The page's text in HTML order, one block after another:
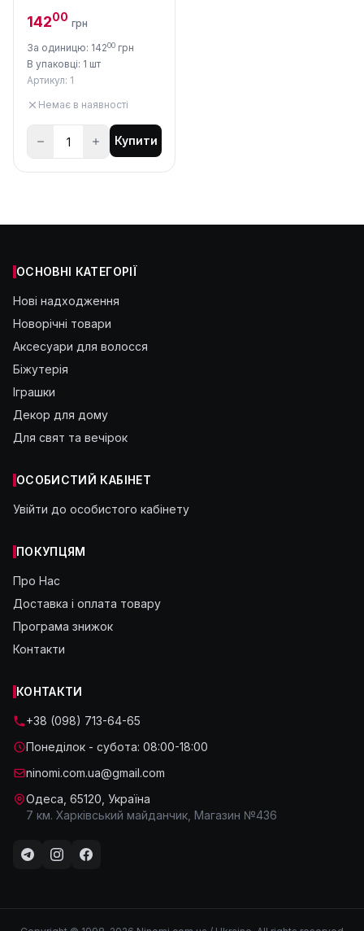
14200 грн
За одиницю: 14200 грн
В упаковці: 1 шт
Артикул: 1
Немає в наявності
Купити
ОСНОВНІ КАТЕГОРІЇ
Нові надходження
Новорічні товари
Аксесуари для волосся
Біжутерія
Іграшки
Декор для дому
Для свят та вечірок
ОСОБИСТИЙ КАБІНЕТ
Увійти до особистого кабінету
ПОКУПЦЯМ
Про Нас
Доставка і оплата товару
Програма знижок
Контакти
КОНТАКТИ
+38 (098) 713-64-65
Понеділок - субота: 08:00-18:00
ninomi.com.ua@gmail.com
Одеса, 65120, Україна
7 км. Харківський майданчик, Магазин №436